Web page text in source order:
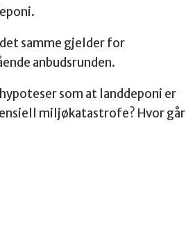
samme gjelder for
anbudsrunden.
som at landdeponi er
miljøkatastrofe? Hvor går